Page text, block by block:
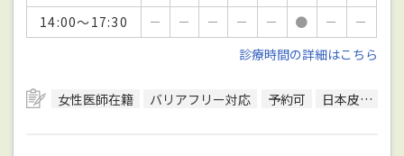
14:00～17:30
－ － － － － ● －
－
診療時間の詳細はこちら
女性医師在籍 バリアフリー対応 予約可 日本皮膚科学会皮膚科専門医